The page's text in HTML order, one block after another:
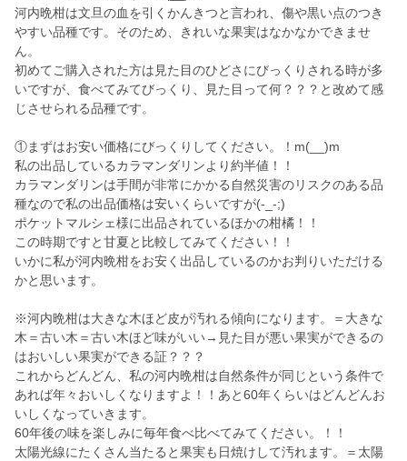
河内晩柑は文旦の血を引くかんきつと言われ、傷や黒い点のつき
やすい品種です。そのため、きれいな果実はなかなかできませ
ん。
初めてご購入された方は見た目のひどさにびっくりされる時が多
いですが、食べてみてびっくり、見た目って何？？？と改めて感
じさせられる品種です。
①まずはお安い価格にびっくりしてください。！m(__)m
私の出品しているカラマンダリンより約半値！！
カラマンダリンは手間が非常にかかる自然災害のリスクのある品
種なので私の出品価格は安いくらいですが(-_-;)
ポケットマルシェ様に出品されているほかの柑橘！！
この時期ですと甘夏と比較してみてください！！
いかに私が河内晩柑をお安く出品しているのかお判りいただける
かと思います。
※河内晩柑は大きな木ほど皮が汚れる傾向になります。＝大きな
木＝古い木＝古い木ほど味がいい→見た目が悪い果実ができるの
はおいしい果実ができる証？？？
これからどんどん、私の河内晩柑は自然条件が同じという条件で
あれば年々おいしくなりますよ！！あと60年くらいはどんどんお
いしくなっていきます。
60年後の味を楽しみに毎年食べ比べてみてください。！！
太陽光線にたくさん当たると果実も日焼けして汚れます。＝太陽